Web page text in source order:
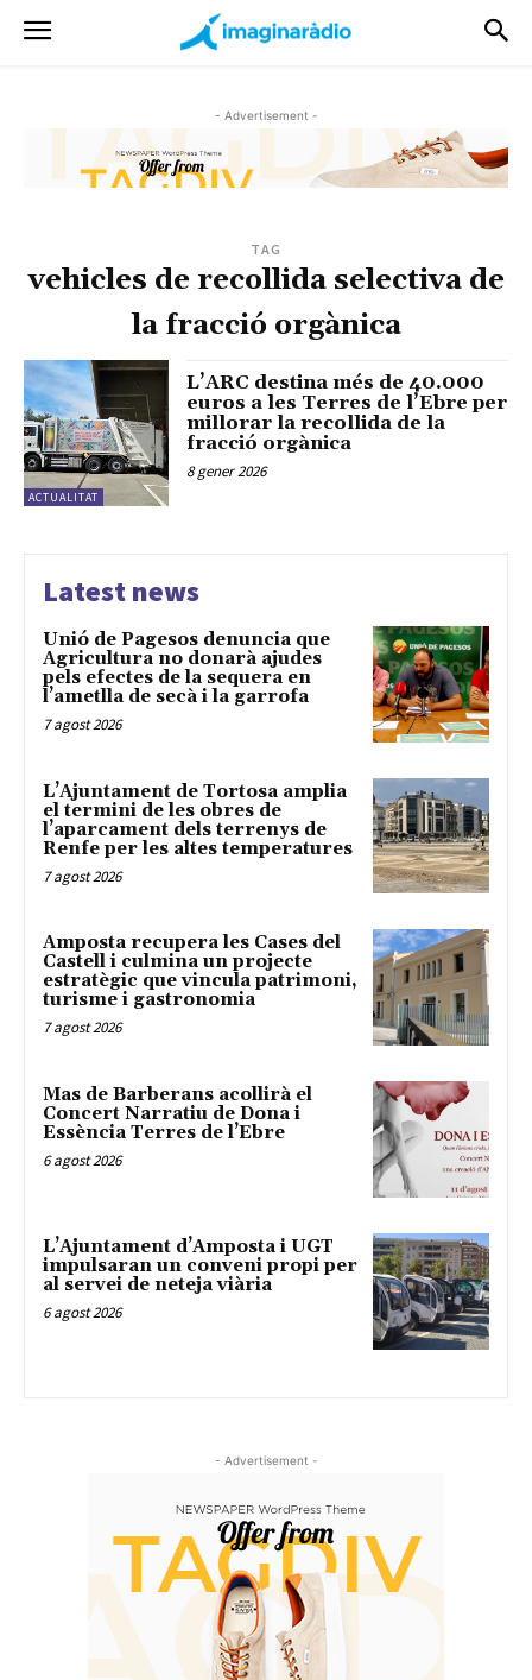
- Advertisement -
TAG
vehicles de recollida selectiva de
la fracció orgànica
ACTUALITAT
L’ARC destina més de 40.000
euros a les Terres de l’Ebre per
millorar la recollida de la
fracció orgànica
8 gener 2026
Latest news
Unió de Pagesos denuncia que
Agricultura no donarà ajudes
pels efectes de la sequera en
l’ametlla de secà i la garrofa
7 agost 2026
L’Ajuntament de Tortosa amplia
el termini de les obres de
l’aparcament dels terrenys de
Renfe per les altes temperatures
7 agost 2026
Amposta recupera les Cases del
Castell i culmina un projecte
estratègic que vincula patrimoni,
turisme i gastronomia
7 agost 2026
Mas de Barberans acollirà el
Concert Narratiu de Dona i
Essència Terres de l’Ebre
6 agost 2026
L’Ajuntament d’Amposta i UGT
impulsaran un conveni propi per
al servei de neteja viària
6 agost 2026
- Advertisement -